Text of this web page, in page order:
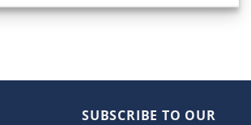
SUBSCRIBE TO OUR